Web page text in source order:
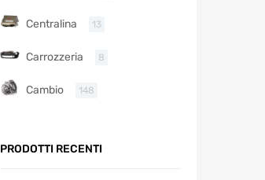
Centralina 13
Carrozzeria 8
Cambio 148
PRODOTTI RECENTI